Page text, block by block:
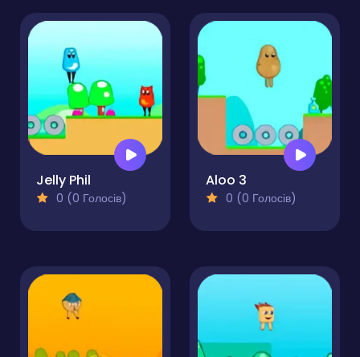
Jelly Phil
0 (0 Голосів)
Aloo 3
0 (0 Голосів)